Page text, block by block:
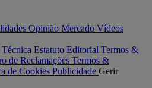
Opinião Mercado Vídeos
Estatuto Editorial Termos &
de Reclamações Termos &
de Cookies Publicidade Gerir